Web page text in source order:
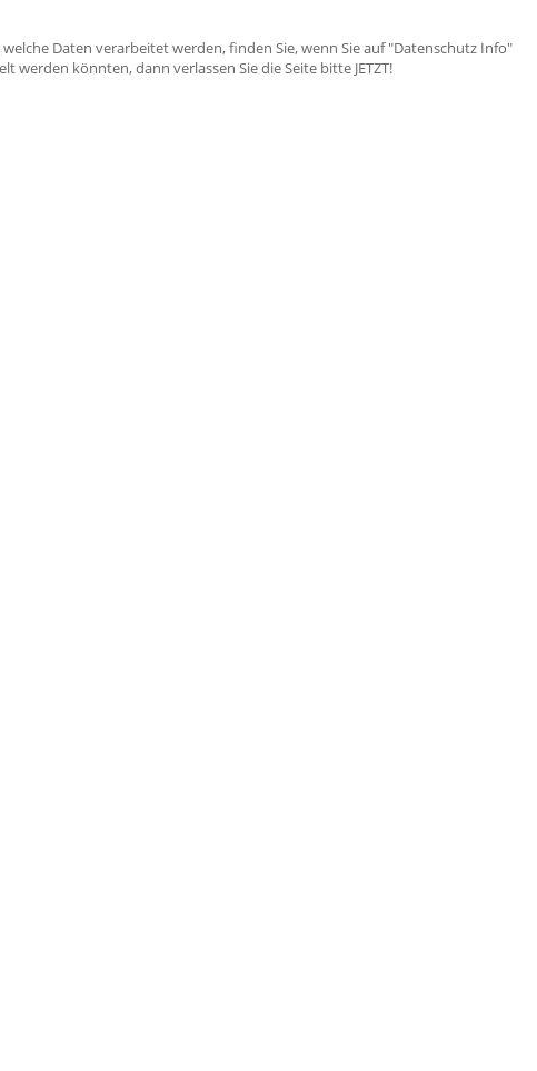
Daten verarbeitet werden, finden Sie, wenn Sie auf "Datenschutz Info"
werden könnten, dann verlassen Sie die Seite bitte JETZT!